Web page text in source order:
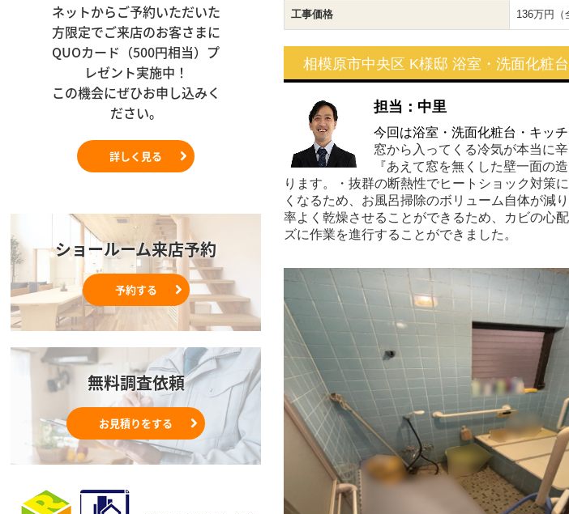
ネットからご予約いただいた
方限定でご来店のお客さまに
QUOカード（500円相当）プ
レゼント実施中！
この機会にぜひお申し込みく
ださい。
詳しく見る
ショールーム来店予約
予約する
無料調査依頼
お見積りをする
工事価格 136万円（
相模原市中央区 K様邸 浴室・洗面化粧
担当：中里
今回は浴室・洗面化粧台・キッ
窓から入ってくる冷気が本当に
『あえて窓を無くした壁一面の
ります。・抜群の断熱性でヒートショック対策
くなるため、お風呂掃除のボリューム自体が減
率よく乾燥させることができるため、カビの心配
ズに作業を進行することができました。